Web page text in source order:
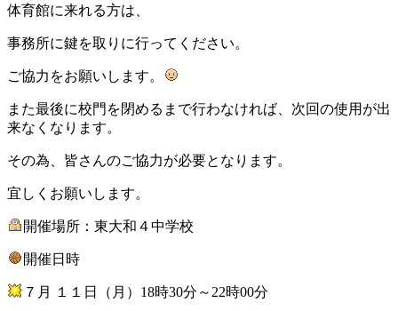
体育館に来れる方は、
事務所に鍵を取りに行ってください。
ご協力をお願いします。
また最後に校門を閉めるまで行わなければ、次回の使用が出
来なくなります。
その為、皆さんのご協力が必要となります。
宜しくお願いします。
開催場所：東大和４中学校
開催日時
７月 １１日（月）18時30分～22時00分